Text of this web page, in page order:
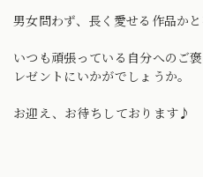
男女問わず、長く愛せる作品かと
いつも頑張っている自分へのご
レゼントにいかがでしょうか。
お迎え、お待ちしております♪